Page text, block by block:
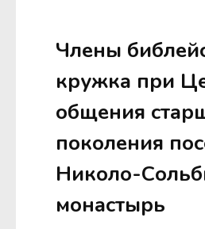
Члены
кружка при
общения
поколения
Николо-
монастырь